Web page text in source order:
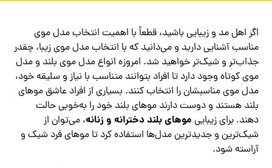
اگر اهل مد و زیبایی باشید، قطعاً با اهمیت انتخاب مدل موی
مناسب آشنایی دارید و می‌دانید که با انتخاب مدل موی زیبا، چقدر
جذاب‌تر و شیک‌تر خواهید شد. امروزه انواع مدل موی بلند و مدل
موی کوتاه وجود دارد تا افراد بتوانند متناسب با نیاز و سلیقه خود،
مدل موی مناسبشان را انتخاب کنند. بسیاری از افراد عاشق موهای
بلند هستند و دوست دارند موهای بلند خود را به‌خوبی حالت
دهند. برای زیبایی موهای بلند دخترانه و زنانه، می‌توان از
شیک‌ترین و جدیدترین مدل‌ها استفاده کرد تا موهای فرد شیک و
آراسته شود.